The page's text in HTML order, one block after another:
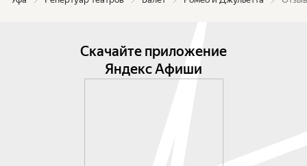
Скачайте приложение
Яндекс Афиши